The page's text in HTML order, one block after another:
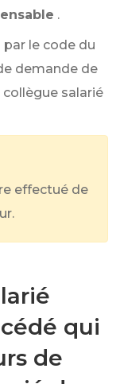
.
le code du
demande de
salarié
effectué de
qui
de